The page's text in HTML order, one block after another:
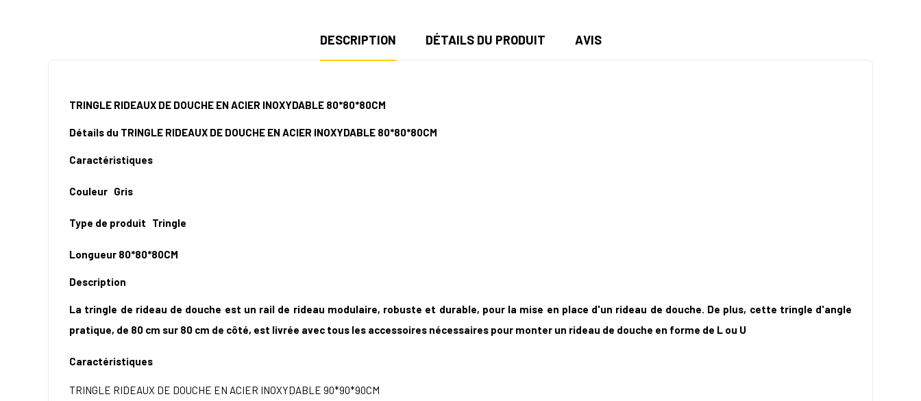
DESCRIPTION DÉTAILS DU PRODUIT AVIS
TRINGLE RIDEAUX DE DOUCHE EN ACIER INOXYDABLE 80*80*80CM
Détails du TRINGLE RIDEAUX DE DOUCHE EN ACIER INOXYDABLE 80*80*80CM
Caractéristiques
Couleur Gris
Type de produit Tringle
Longueur 80*80*80CM
Description
La tringle de rideau de douche est un rail de rideau modulaire, robuste et durable, pour la mise en place d'un rideau de douche. De plus, cette tringle d'angle
pratique, de 80 cm sur 80 cm de côté, est livrée avec tous les accessoires nécessaires pour monter un rideau de douche en forme de L ou U
Caractéristiques
TRINGLE RIDEAUX DE DOUCHE EN ACIER INOXYDABLE 90*90*90CM